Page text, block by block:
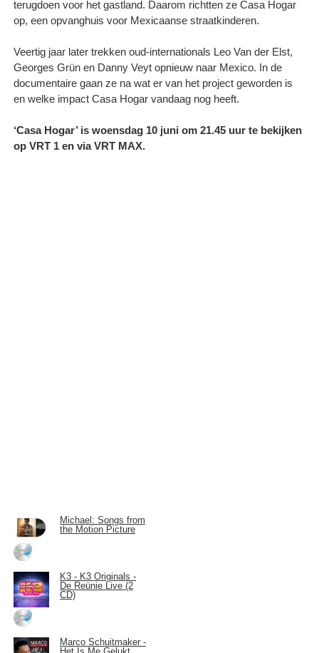
terugdoen voor het gastland. Daarom richtten ze Casa Hogar
op, een opvanghuis voor Mexicaanse straatkinderen.
Veertig jaar later trekken oud-internationals Leo Van der Elst,
Georges Grün en Danny Veyt opnieuw naar Mexico. In de
documentaire gaan ze na wat er van het project geworden is
en welke impact Casa Hogar vandaag nog heeft.
‘Casa Hogar’ is woensdag 10 juni om 21.45 uur te bekijken
op VRT 1 en via VRT MAX.
Michael: Songs from
the Motion Picture
K3 - K3 Originals -
De Reünie Live (2
CD)
Marco Schuitmaker -